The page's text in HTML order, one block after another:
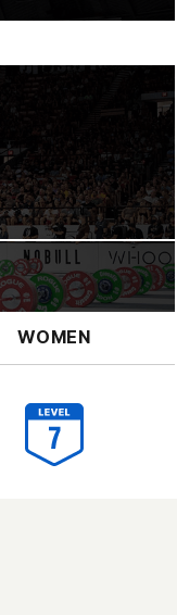
WOMEN